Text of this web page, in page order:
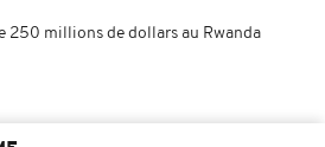
250 millions de dollars au Rwanda